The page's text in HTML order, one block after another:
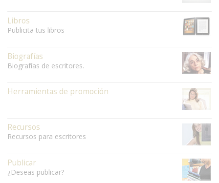
Libros
Publicita tus libros
Biografías
Biografías de escritores.
Herramientas de promoción
Recursos
Recursos para escritores
Publicar
¿Deseas publicar?